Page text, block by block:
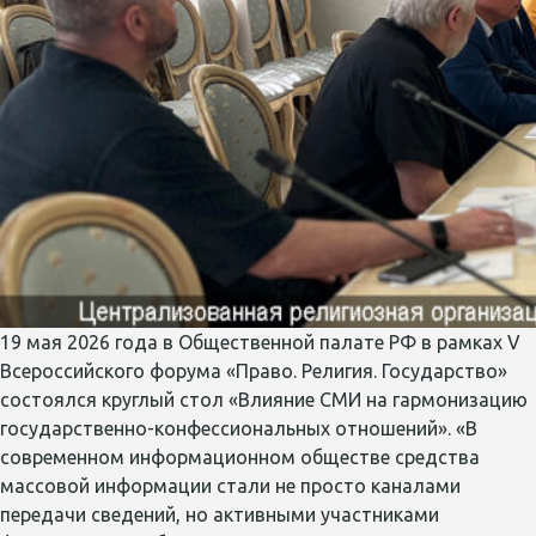
19 мая 2026 года в Общественной палате РФ в рамках V
Всероссийского форума «Право. Религия. Государство»
состоялся круглый стол «Влияние СМИ на гармонизацию
государственно-конфессиональных отношений». «В
современном информационном обществе средства
массовой информации стали не просто каналами
передачи сведений, но активными участниками